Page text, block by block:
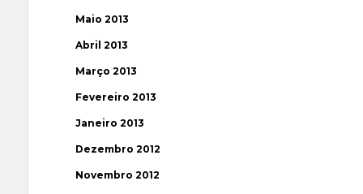
Maio 2013
Abril 2013
Março 2013
Fevereiro 2013
Janeiro 2013
Dezembro 2012
Novembro 2012